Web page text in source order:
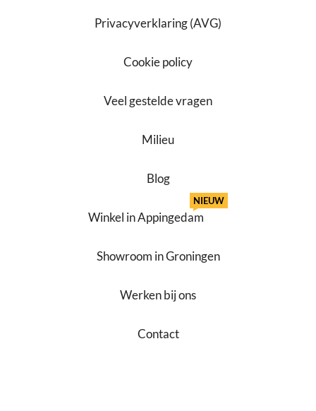
Privacyverklaring (AVG)
Cookie policy
Veel gestelde vragen
Milieu
Blog
Winkel in Appingedam
NIEUW
Showroom in Groningen
Werken bij ons
Contact